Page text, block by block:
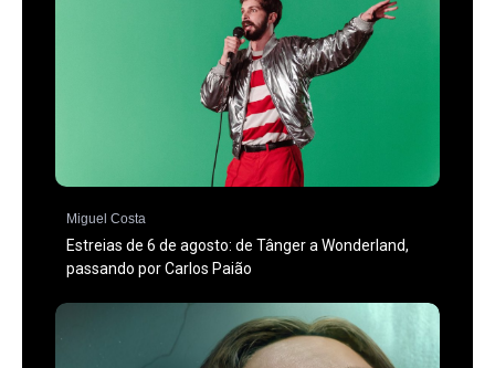
Miguel Costa
Estreias de 6 de agosto: de Tânger a Wonderland,
passando por Carlos Paião